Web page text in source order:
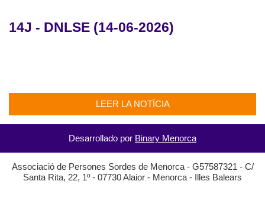
14J - DNLSE (14-06-2026)
LEER LA NOTÍCIA
Desarrollado por Binary Menorca
Associació de Persones Sordes de Menorca - G57587321 - C/
Santa Rita, 22, 1º - 07730 Alaior - Menorca - Illes Balears